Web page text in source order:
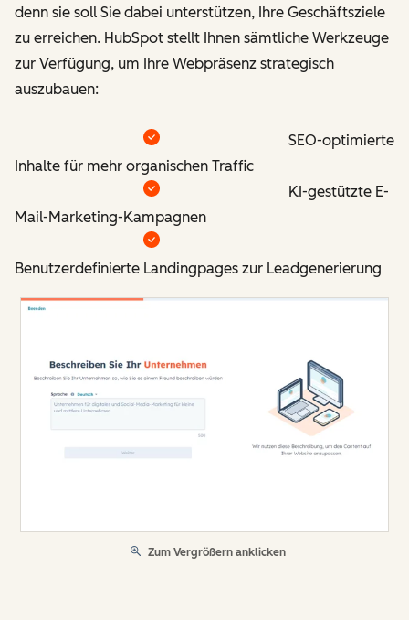
denn sie soll Sie dabei unterstützen, Ihre Geschäftsziele
zu erreichen. HubSpot stellt Ihnen sämtliche Werkzeuge
zur Verfügung, um Ihre Webpräsenz strategisch
auszubauen:
SEO-optimierte
Inhalte für mehr organischen Traffic
KI-gestützte E-
Mail-Marketing-Kampagnen
Benutzerdefinierte Landingpages zur Leadgenerierung
Zum Vergrößern anklicken